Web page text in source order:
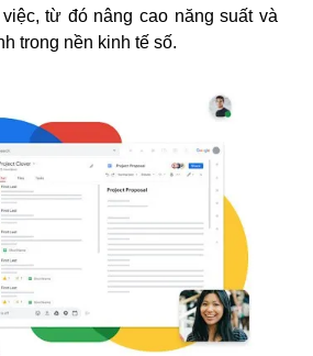
từ đó nâng cao năng suất và
trong nền kinh tế số.